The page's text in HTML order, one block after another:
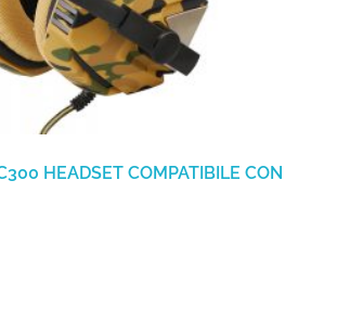
HEADSET COMPATIBILE CON